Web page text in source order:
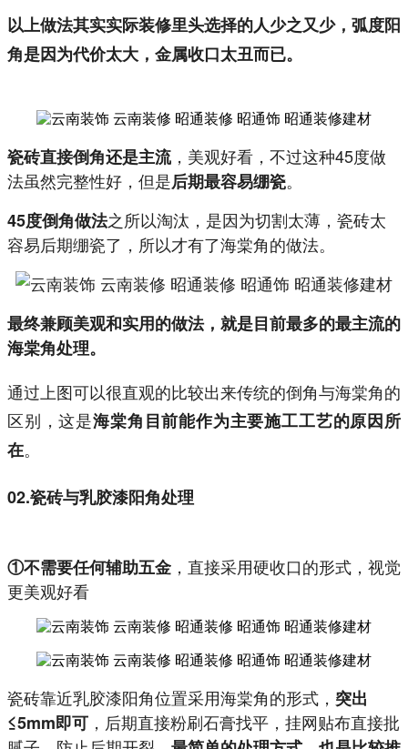
以上做法其实实际装修里头选择的人少之又少，弧度阳
角是因为代价太大，金属收口太丑而已。
瓷砖直接倒角还是主流 ，美观好看，不过这种45度做
法虽然完整性好，但是后期最容易绷瓷。
45度倒角做法之所以淘汰，是因为切割太薄，瓷砖太
容易后期绷瓷了，所以才有了海棠角的做法。
最终兼顾美观和实用的做法，就是目前最多的最主流的
海棠角处理。
通过上图可以很直观的比较出来传统的倒角与海棠角的
区别，这是海棠角目前能作为主要施工工艺的原因所
在。
02.瓷砖与乳胶漆阳角处理
①不需要任何辅助五金 ，直接采用硬收口的形式，视觉
更美观好看
瓷砖靠近乳胶漆阳角位置采用海棠角的形式， 突出
≤5mm即可 ，后期直接粉刷石膏找平，挂网贴布直接批